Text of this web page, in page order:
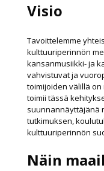
Visio
Tavoittelemme
kulttuuriperinnön
kansanmusiikki- ja
vahvistuvat ja
toimijoiden välillä
toimii tässä
suunnannäyttäjänä
tutkimuksen,
kulttuuriperinnön
Näin